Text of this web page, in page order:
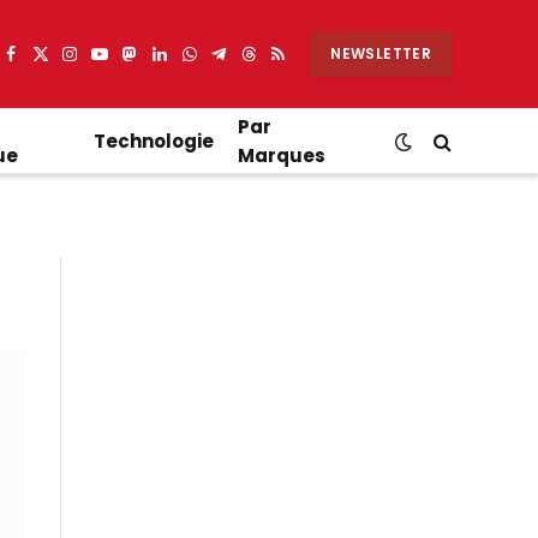
Facebook
X
Instagram
YouTube
Mastodon
LinkedIn
WhatsApp
Partager
Telegram
Threads
RSS NEWSLETTER
Technologie
Par
Marques